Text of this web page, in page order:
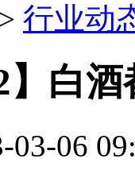
> 行业动
】白
03-06